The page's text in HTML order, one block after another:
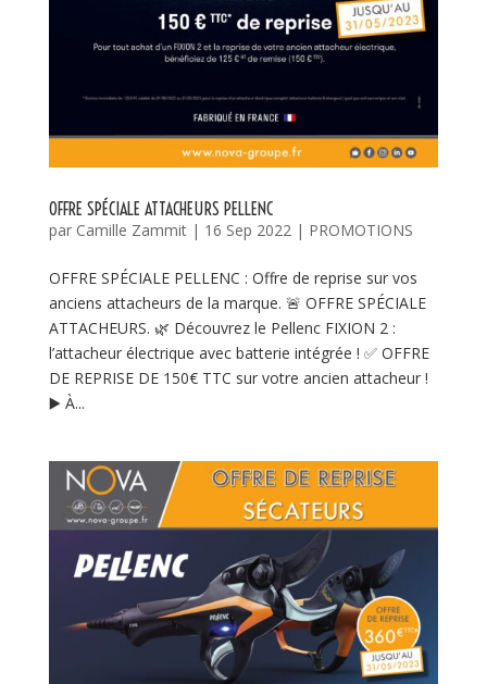
OFFRE SPÉCIALE ATTACHEURS PELLENC
par Camille Zammit| 16 Sep 2022| PROMOTIONS
OFFRE SPÉCIALE PELLENC : Offre de reprise sur vos
anciens attacheurs de la marque. 🚨 OFFRE SPÉCIALE
ATTACHEURS. 🌿 Découvrez le Pellenc FIXION 2 :
l’attacheur électrique avec batterie intégrée ! ✅ OFFRE
DE REPRISE DE 150€ TTC sur votre ancien attacheur !
▶️ À...